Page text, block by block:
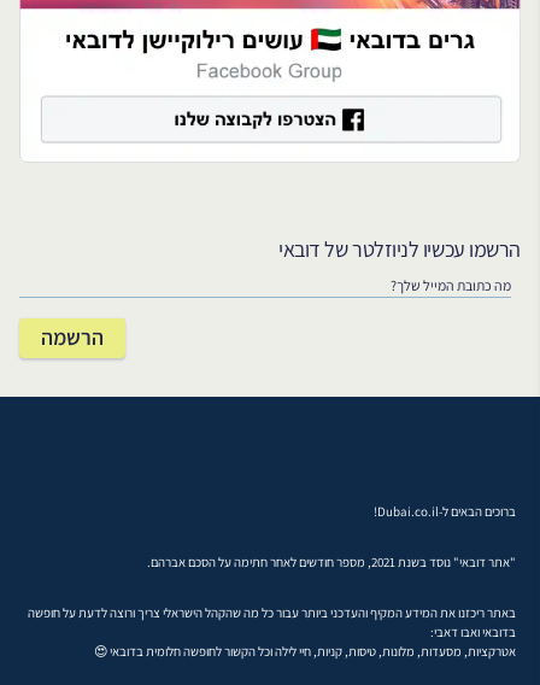
הרשמו עכשיו לניוזלטר של דובאי
ברוכים הבאים ל-Dubai.co.il!
"אתר דובאי" נוסד בשנת 2021, מספר חודשים לאחר חתימה על הסכם אברהם.
באתר ריכזנו את המידע המקיף והעדכני ביותר עבור כל מה שהקהל הישראלי צריך ורוצה לדעת על חופשה
בדובאי ואבו דאבי:
אטרקציות, מסעדות, מלונות, טיסות, קניות, חיי לילה וכל הקשור לחופשה חלומית בדובאי 😍